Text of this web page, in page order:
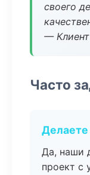
своего
—
Часто
Делаете
Да, наши
проект с